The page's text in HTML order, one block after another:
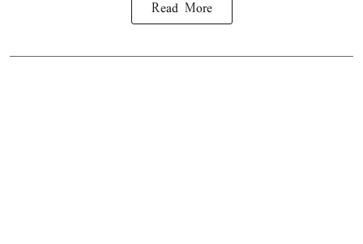
Read More